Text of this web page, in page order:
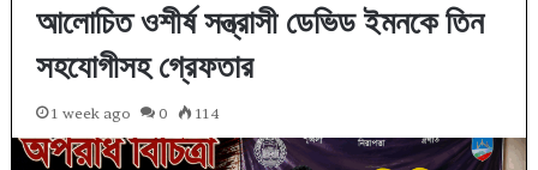
আলোচিত ওশীর্ষ সন্ত্রাসী ডেভিড ইমনকে তিন
সহযোগীসহ গ্রেফতার
1 week ago 0 114